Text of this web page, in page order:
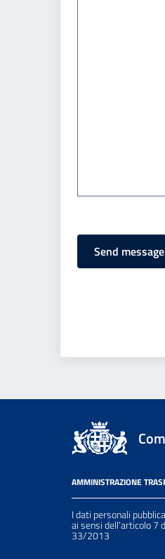
Send message
AMMINISTRAZIONE
I dati personali
ai sensi dell'articolo 7
33/2013